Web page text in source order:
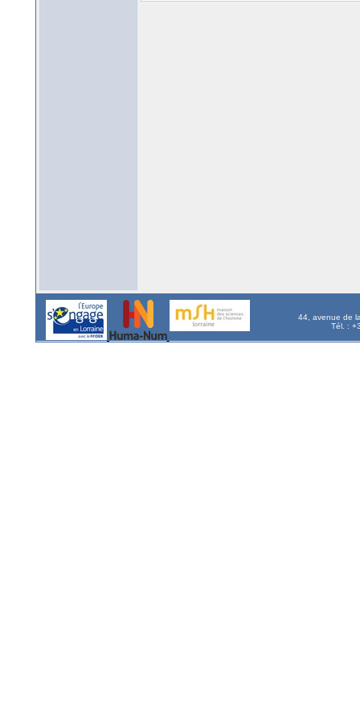
44, avenue de
Tél. :